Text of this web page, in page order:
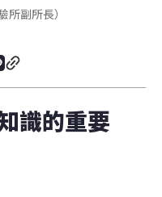
所副所長）
識的重要